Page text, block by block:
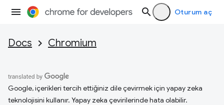
Oturum aç
Docs Chromium
Google, içerikleri tercih ettiğiniz dile çevirmek için yapay zeka
teknolojisini kullanır. Yapay zeka çevirilerinde hata olabilir.